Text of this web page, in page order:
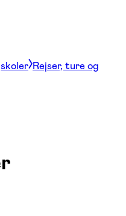
Rejser, ture og